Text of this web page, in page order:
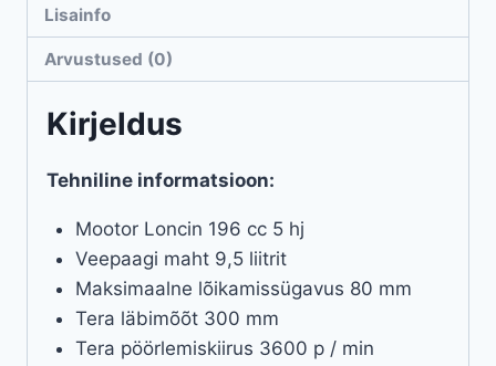
Lisainfo
Arvustused (0)
Kirjeldus
Tehniline informatsioon:
Mootor Loncin 196 cc 5 hj
Veepaagi maht 9,5 liitrit
Maksimaalne lõikamissügavus 80 mm
Tera läbimõõt 300 mm
Tera pöörlemiskiirus 3600 p / min